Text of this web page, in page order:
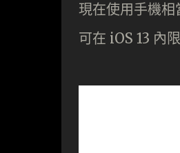
現在使用手機相
可在 iOS 13 內